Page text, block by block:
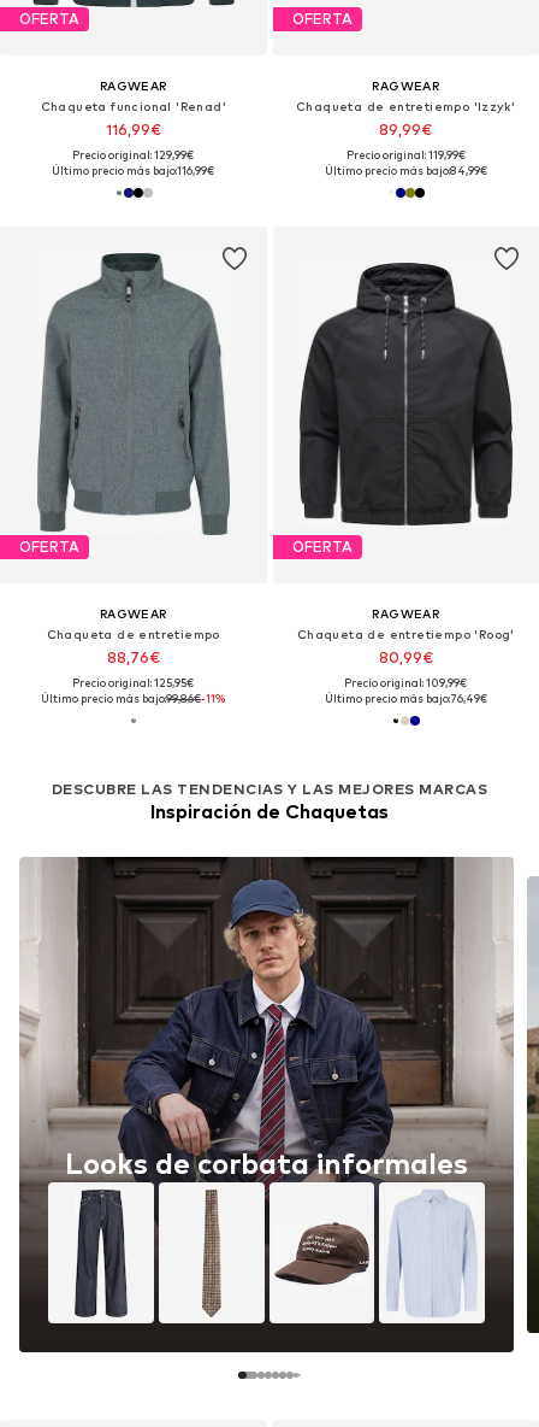
OFERTA
RAGWEAR
Chaqueta funcional 'Renad'
116,99€
Precio original: 129,99€
Último precio más bajo:116,99€
OFERTA
RAGWEAR
Chaqueta de entretiempo 'Izzyk'
89,99€
Precio original: 119,99€
Último precio más bajo:84,99€
OFERTA
RAGWEAR
Chaqueta de entretiempo
88,76€
Precio original: 125,95€
Último precio más bajo:99,86€-11%
DESCUBRE LAS TENDENCIAS Y LAS MEJORES MARCAS
Inspiración de Chaquetas
Looks de corbata informales
OFERTA
RAGWEAR
Chaqueta de entretiempo 'Roog'
80,99€
Precio original: 109,99€
Último precio más bajo:76,49€